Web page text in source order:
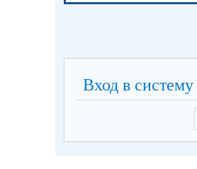
Вход в систему